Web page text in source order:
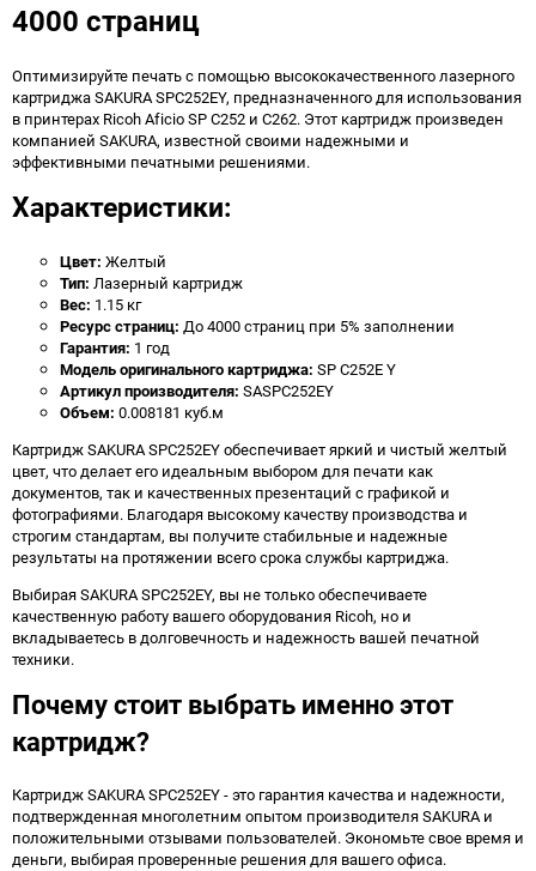
4000 страниц
Оптимизируйте печать с помощью высококачественного лазерного
картриджа SAKURA SPC252EY, предназначенного для использования
в принтерах Ricoh Aficio SP C252 и C262. Этот картридж произведен
компанией SAKURA, известной своими надежными и
эффективными печатными решениями.
Характеристики:
Цвет: Желтый
Тип: Лазерный картридж
Вес: 1.15 кг
Ресурс страниц: До 4000 страниц при 5% заполнении
Гарантия: 1 год
Модель оригинального картриджа: SP C252E Y
Артикул производителя: SASPC252EY
Объем: 0.008181 куб.м
Картридж SAKURA SPC252EY обеспечивает яркий и чистый желтый
цвет, что делает его идеальным выбором для печати как
документов, так и качественных презентаций с графикой и
фотографиями. Благодаря высокому качеству производства и
строгим стандартам, вы получите стабильные и надежные
результаты на протяжении всего срока службы картриджа.
Выбирая SAKURA SPC252EY, вы не только обеспечиваете
качественную работу вашего оборудования Ricoh, но и
вкладываетесь в долговечность и надежность вашей печатной
техники.
Почему стоит выбрать именно этот
картридж?
Картридж SAKURA SPC252EY - это гарантия качества и надежности,
подтвержденная многолетним опытом производителя SAKURA и
положительными отзывами пользователей. Экономьте свое время и
деньги, выбирая проверенные решения для вашего офиса.